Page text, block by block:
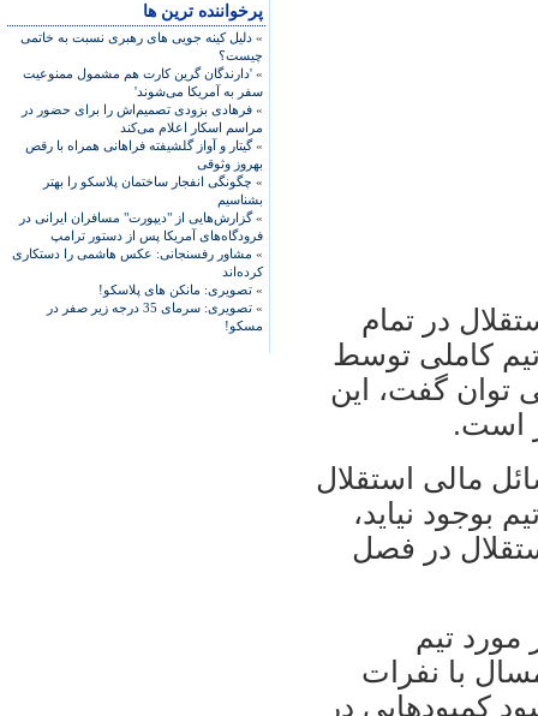
پرخواننده ترین ها
» دلیل کینه جویی های رهبری نسبت به خاتمی
چیست؟
» 'دارندگان گرین کارت هم مشمول ممنوعیت
سفر به آمریکا می‌شوند'
» فرهادی بزودی تصمیم‌اش را برای حضور در
مراسم اسکار اعلام می‌کند
»گیتار و آواز گلشیفته فراهانی همراه با رقص
بهروز وثوقی
» چگونگی انفجار ساختمان پلاسکو را بهتر
بشناسیم
»گزارش‌هایی از "دیپورت" مسافران ایرانی در
فرودگاه‌های آمریکا پس از دستور ترامپ
» مشاور رفسنجانی: عکس هاشمی را دستکاری
کرده‌اند
» تصویری: مانکن های پلاسکو!
»
تصویری: سرمای 35 درجه زیر صفر در
مسکو!
در تمام
تيم کاملی توسط
گفت، اين
مالی استقلال
نيايد،
در فصل
تيم
با نفرات
کمبودهايی در